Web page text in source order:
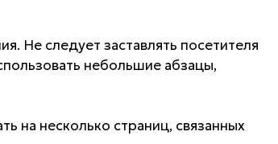
Не следует заставлять посетителя
небольшие абзацы,
на несколько страниц, связанных